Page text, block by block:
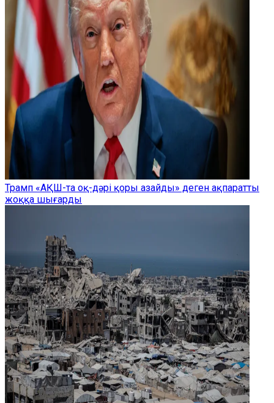
Трамп «АҚШ-та оқ-дәрі қоры азайды» деген ақпаратты
жоққа шығарды